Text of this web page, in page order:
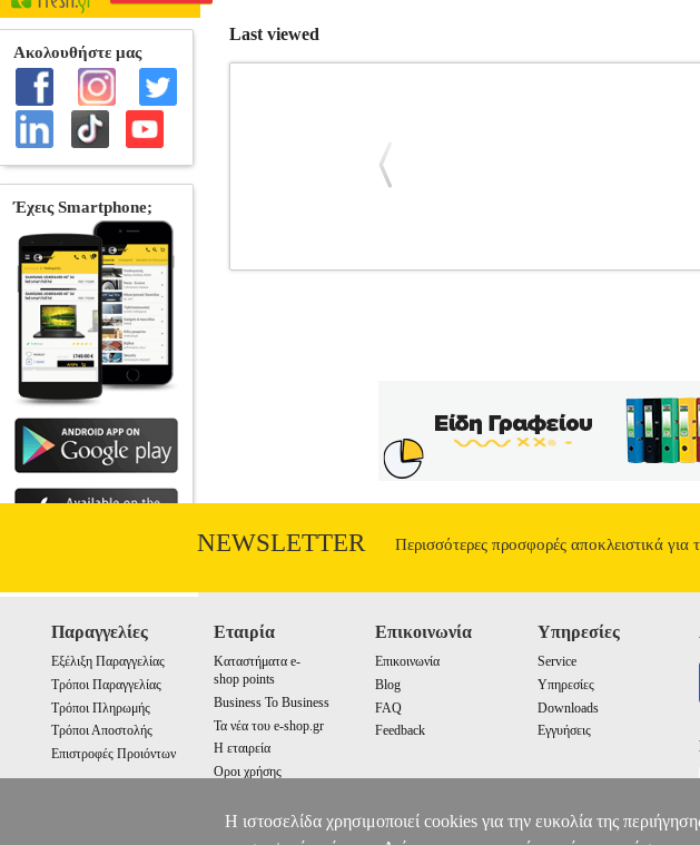
Last viewed
τη φαντασία της συγγραφέως και
NEWSLETTER Περισσότερες προσφορές αποκλειστικά
Παραγγελίες
Εξέλιξη Παραγγελίας
Τρόποι Παραγγελίας
Τρόποι Πληρωμής
Τρόποι Αποστολής
Επιστροφές Προιόντων
Εταιρία
Καταστήματα e-
shop points
Business To Business
Τα νέα του e-shop.gr
Η εταιρεία
Οροι χρήσης
Επικοινωνία
Επικοινωνία
Blog
FAQ
Feedback
Υπηρεσίες
Service
Υπηρεσίες
Downloads
Εγγυήσεις
Η ιστοσελίδα χρησιμοποιεί cookies για την ευκολία της